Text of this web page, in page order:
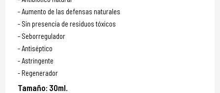
Aumento de las defensas naturales
Sin presencia de residuos tóxicos
Seborregulador
Antiséptico
Astringente
Regenerador
Tamaño: 30ml.